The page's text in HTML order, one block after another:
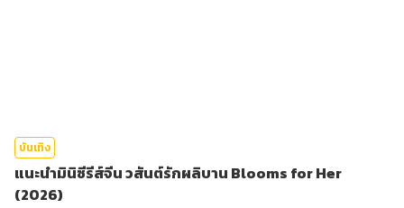
บันเทิง
แนะนำมินิซีรีส์จีน วสันต์รักผลิบาน Blooms for Her
(2026)